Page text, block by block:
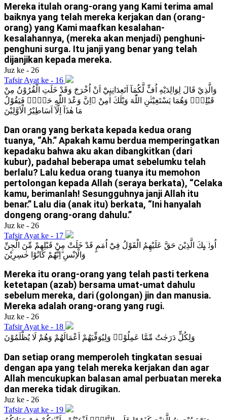
Mereka itulah orang-orang yang Kami terima amal
baiknya yang telah mereka kerjakan dan (orang-
orang) yang Kami maafkan kesalahan-
kesalahannya, (mereka akan menjadi) penghuni-
penghuni surga. Itu janji yang benar yang telah
dijanjikan kepada mereka.
Juz ke - 26
Tafsir Ayat ke - 16
وَالَّذِيْ قَالَ لِوَالِدَيْهِ اُفٍّ لَّكُمَآ اَتَعِدَانِنِيْٓ اَنْ اُخْرَجَ وَقَدْ خَلَتِ الْقُرُوْنُ مِنْ
قَبْلِيْۚ وَهُمَا يَسْتَغِيْثٰنِ اللّٰهَ وَيْلَكَ اٰمِنْ ۖاِنَّ وَعْدَ اللّٰهِ حَقٌّۚ فَيَقُوْلُ
مَا هٰذَآ اِلَّآ اَسَاطِيْرُ الْاَوَّلِيْنَ
Dan orang yang berkata kepada kedua orang
tuanya, “Ah.” Apakah kamu berdua memperingatkan
kepadaku bahwa aku akan dibangkitkan (dari
kubur), padahal beberapa umat sebelumku telah
berlalu? Lalu kedua orang tuanya itu memohon
pertolongan kepada Allah (seraya berkata), “Celaka
kamu, berimanlah! Sesungguhnya janji Allah itu
benar.” Lalu dia (anak itu) berkata, “Ini hanyalah
dongeng orang-orang dahulu.”
Juz ke - 26
Tafsir Ayat ke - 17
اُولٰۤىِٕكَ الَّذِيْنَ حَقَّ عَلَيْهِمُ الْقَوْلُ فِيْٓ اُمَمٍ قَدْ خَلَتْ مِنْ قَبْلِهِمْ مِّنَ الْجِنِّ
وَالْاِنْسِ ۗاِنَّهُمْ كَانُوْا خٰسِرِيْنَ
Mereka itu orang-orang yang telah pasti terkena
ketetapan (azab) bersama umat-umat dahulu
sebelum mereka, dari (golongan) jin dan manusia.
Mereka adalah orang-orang yang rugi.
Juz ke - 26
Tafsir Ayat ke - 18
وَلِكُلٍّ دَرَجٰتٌ مِّمَّا عَمِلُوْاۚ وَلِيُوَفِّيَهُمْ اَعْمَالَهُمْ وَهُمْ لَا يُظْلَمُوْنَ
Dan setiap orang memperoleh tingkatan sesuai
dengan apa yang telah mereka kerjakan dan agar
Allah mencukupkan balasan amal perbuatan mereka
dan mereka tidak dirugikan.
Juz ke - 26
Tafsir Ayat ke - 19